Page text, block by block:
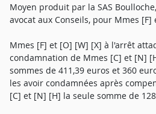
Moyen produit par la SAS
avocat aux Conseils, pour Mmes [F]
Mmes [F] et [O] [W] [X] à l'arrêt
condamnation de Mmes [C] et [N]
sommes de 411,39 euros et 360
les avoir condamnées après
[C] et [N] [H] la seule somme de